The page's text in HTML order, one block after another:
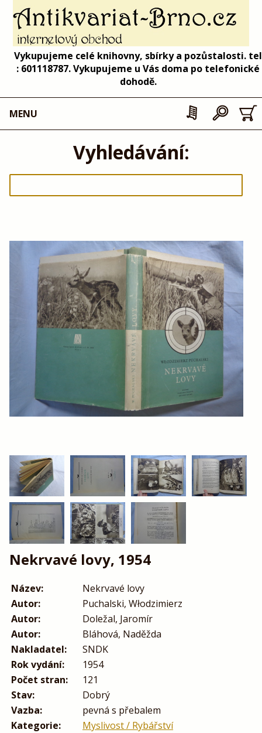
Vykupujeme celé knihovny, sbírky a pozůstalosti. tel
: 601118787. Vykupujeme u Vás doma po telefonické
dohodě.
MENU
Vyhledávání:
Nekrvavé lovy, 1954
Název:
Nekrvavé lovy
Autor:
Puchalski, Włodzimierz
Autor:
Doležal, Jaromír
Autor:
Bláhová, Naděžda
Nakladatel:
SNDK
Rok vydání:
1954
Počet stran:
121
Stav:
Dobrý
Vazba:
pevná s přebalem
Kategorie:
Myslivost / Rybářství